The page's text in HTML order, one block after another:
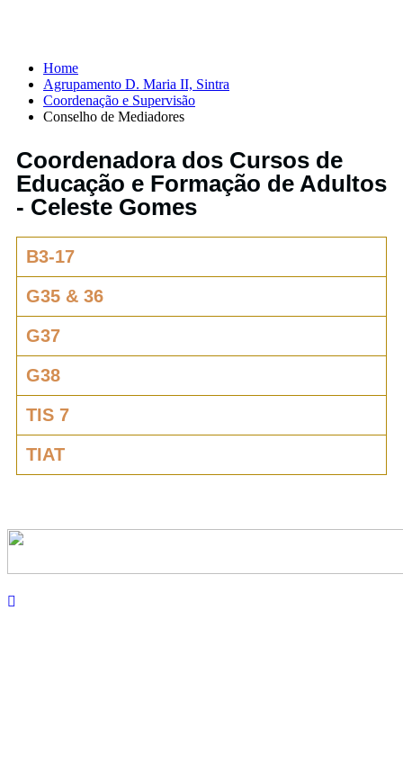
Home
Agrupamento D. Maria II, Sintra
Coordenação e Supervisão
Conselho de Mediadores
Coordenadora dos Cursos de
Educação e Formação de Adultos
- Celeste Gomes
B3-17
G35 & 36
G37
G38
TIS 7
TIAT